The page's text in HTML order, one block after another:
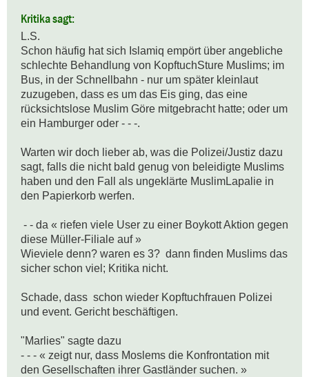
Kritika sagt:
L.S.
Schon häufig hat sich Islamiq empört über angebliche
schlechte Behandlung von KopftuchSture Muslims; im
Bus, in der Schnellbahn - nur um später kleinlaut
zuzugeben, dass es um das Eis ging, das eine
rücksichtslose Muslim Göre mitgebracht hatte; oder um
ein Hamburger oder - - -.
Warten wir doch lieber ab, was die Polizei/Justiz dazu
sagt, falls die nicht bald genug von beleidigte Muslims
haben und den Fall als ungeklärte MuslimLapalie in
den Papierkorb werfen.
diese Müller-Filiale auf »
Wieviele denn? waren es 3?  dann finden Muslims das
sicher schon viel; Kritika nicht.
Schade, dass  schon wieder Kopftuchfrauen Polizei
und event. Gericht beschäftigen.
"Marlies" sagte dazu
- - - « zeigt nur, dass Moslems die Konfrontation mit
den Gesellschaften ihrer Gastländer suchen. »